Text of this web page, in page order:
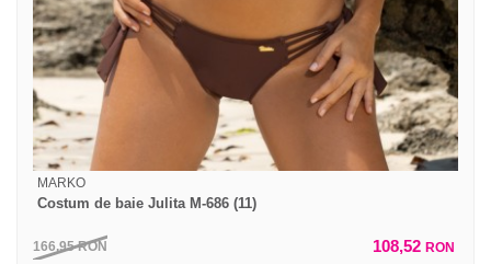
MARKO
Costum de baie Julita M-686 (11)
166,95RON 108,52 RON